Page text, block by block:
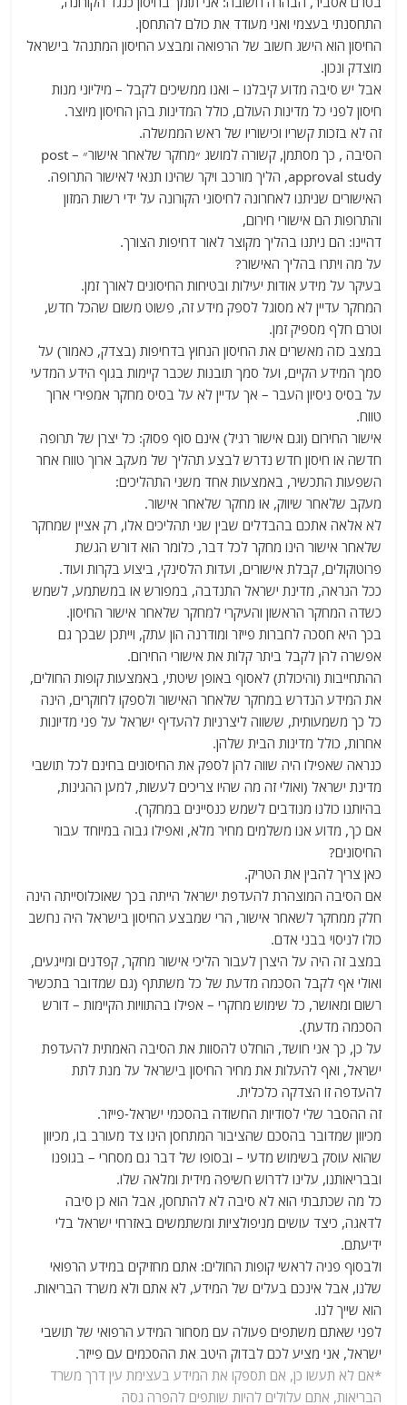
k
התחסנתי בעצמי ואני מעודד את כולם להתחסן.
החיסון הוא הישג חשוב של הרפואה ומבצע החיסון המתנהל בישראל
מוצדק ונכון.
אבל יש סיבה מדוע קיבלנו – ואנו ממשיכים לקבל – מיליוני מנות
חיסון לפני כל מדינות העולם, כולל המדינות בהן החיסון מיוצר.
זה לא בזכות קשריו וכישוריו של ראש הממשלה.
הסיבה , כך מסתמן, קשורה למושג ״מחקר שלאחר אישור״ – post
approval study, הליך מורכב ויקר שהינו תנאי לאישור התרופה.
האישורים שניתנו לאחרונה לחיסוני הקורונה על ידי רשות המזון
והתרופות הם אישורי חירום,
דהיינו: הם ניתנו בהליך מקוצר לאור דחיפות הצורך.
על מה ויתרו בהליך האישור?
בעיקר על מידע אודות יעילות ובטיחות החיסונים לאורך זמן.
המחקר עדיין לא מסוגל לספק מידע זה, פשוט משום שהכל חדש,
וטרם חלף מספיק זמן.
במצב כזה מאשרים את החיסון הנחוץ בדחיפות (בצדק, כאמור) על
סמך המידע הקיים, ועל סמך תובנות שכבר קיימות בגוף הידע המדעי
על בסיס ניסיון העבר – אך עדיין לא על בסיס מחקר אמפירי ארוך
טווח.
אישור החירום (וגם אישור רגיל) אינם סוף פסוק: כל יצרן של תרופה
חדשה או חיסון חדש נדרש לבצע תהליך של מעקב ארוך טווח אחר
השפעות התכשיר, באמצעות אחד משני התהליכים:
מעקב שלאחר שיווק, או מחקר שלאחר אישור.
לא אלאה אתכם בהבדלים שבין שני תהליכים אלו, רק אציין שמחקר
שלאחר אישור הינו מחקר לכל דבר, כלומר הוא דורש הגשת
פרוטוקולים, קבלת אישורים, ועדות הלסינקי, ביצוע בקרות ועוד.
ככל הנראה, מדינת ישראל התנדבה, במפורש או במשתמע, לשמש
כשדה המחקר הראשון והעיקרי למחקר שלאחר אישור החיסון.
בכך היא חסכה לחברות פייזר ומודרנה הון עתק, וייתכן שבכך גם
אפשרה להן לקבל ביתר קלות את אישורי החירום.
ההתחייבות (והיכולת) לאסוף באופן שיטתי, באמצעות קופות החולים,
את המידע הנדרש במחקר שלאחר האישור ולספקו לחוקרים, הינה
כל כך משמעותית, ששווה ליצרניות להעדיף ישראל על פני מדיונות
אחרות, כולל מדינות הבית שלהן.
כנראה שאפילו היה שווה להן לספק את החיסונים בחינם לכל תושבי
מדינת ישראל (ואולי זה מה שהיו צריכים לעשות, למען ההגינות,
בהיותנו כולנו מנודבים לשמש כנסיינים במחקר).
אם כך, מדוע אנו משלמים מחיר מלא, ואפילו גבוה במיוחד עבור
החיסונים?
כאן צריך להבין את הטריק.
אם הסיבה המוצהרת להעדפת ישראל הייתה בכך שאוכלוסייתה הינה
חלק ממחקר לשאחר אישור, הרי שמבצע החיסון בישראל היה נחשב
כולו לניסוי בבני אדם.
במצב זה היה על היצרן לעבור הליכי אישור מחקר, קפדנים ומייגעים,
ואולי אף לקבל הסכמה מדעת של כל משתתף (גם שמדובר בתכשיר
רשום ומאושר, כל שימוש מחקרי – אפילו בהתוויות הקיימות – דורש
הסכמה מדעת).
על כן, כך אני חושד, הוחלט להסוות את הסיבה האמתית להעדפת
ישראל, ואף להעלות את מחיר החיסון בישראל על מנת לתת
להעדפה זו הצדקה כלכלית.
זה ההסבר שלי לסודיות החשודה בהסכמי ישראל-פייזר.
מכיוון שמדובר בהסכם שהציבור המתחסן הינו צד מעורב בו, מכיוון
שהוא עוסק בשימוש מדעי – ובסופו של דבר גם מסחרי – בגופנו
ובבריאותנו, עלינו לדרוש חשיפה מידית ומלאה שלו.
כל מה שכתבתי הוא לא סיבה לא להתחסן, אבל הוא כן סיבה
לדאגה, כיצד עושים מניפולציות ומשתמשים באזרחי ישראל בלי
ידיעתם.
ולבסוף פניה לראשי קופות החולים: אתם מחזיקים במידע הרפואי
שלנו, אבל אינכם בעלים של המידע, לא אתם ולא משרד הבריאות.
הוא שייך לנו.
לפני שאתם משתפים פעולה עם מסחור המידע הרפואי של תושבי
ישראל, אני מציע לכם לבדוק היטב את ההסכמים עם פייזר.
*אם לא תעשו כן, אם תספקו את המידע בעצימת עין דרך משרד
הבריאות, אתם עלולים להיות שותפים להפרה גסה